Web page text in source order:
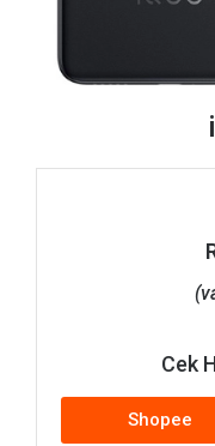
Cek
Shopee